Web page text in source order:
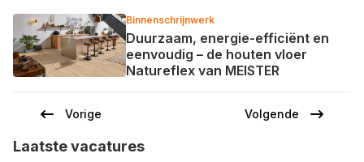
Binnenschrijnwerk
Duurzaam, energie-efficiënt en
eenvoudig – de houten vloer
Natureflex van MEISTER
Paginering
Vorige
pagina
Vorige
Volgende
Volgende
Laatste vacatures